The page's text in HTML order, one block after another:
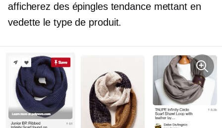
afficherez des épingles tendance mettant en
vedette le type de produit.